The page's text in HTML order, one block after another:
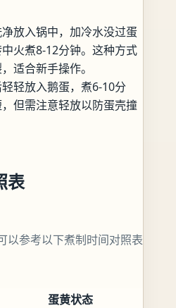
放入锅中，加冷水没过蛋
火煮8-12分钟。这种方式
适合新手操作。
轻放入鹅蛋，煮6-10分
但需注意轻放以防蛋壳撞
表
以参考以下煮制时间对照表
蛋黄状态